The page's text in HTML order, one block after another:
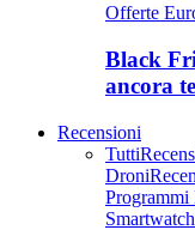
Offerte
Black
ancora
Recensioni
Tutti
Droni
Programmi
Smartwatch